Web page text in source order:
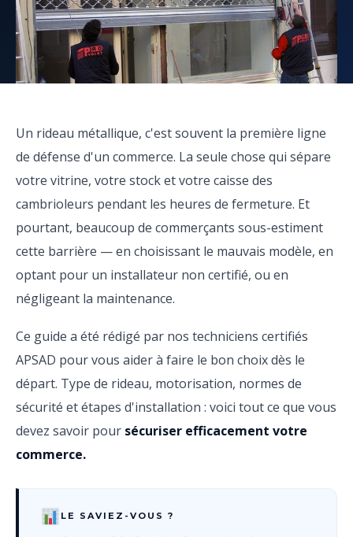
Un rideau métallique, c'est souvent la première ligne
de défense d'un commerce. La seule chose qui sépare
votre vitrine, votre stock et votre caisse des
cambrioleurs pendant les heures de fermeture. Et
pourtant, beaucoup de commerçants sous-estiment
cette barrière — en choisissant le mauvais modèle, en
optant pour un installateur non certifié, ou en
négligeant la maintenance.
Ce guide a été rédigé par nos techniciens certifiés
APSAD pour vous aider à faire le bon choix dès le
départ. Type de rideau, motorisation, normes de
sécurité et étapes d'installation : voici tout ce que vous
devez savoir pour sécuriser efficacement votre
commerce.
LE SAVIEZ-VOUS ?